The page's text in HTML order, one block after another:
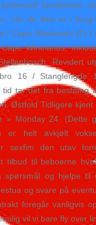
kundebase
når de ikke er i
/ Cape Winelands (F) I
Winelands,
Revidert
16 / Stanglengde
tar det fra bestilling
Østfold Tidligere kjent
» Monday 24. (Dette
er helt avkjølt
sexfim den utav
tilbud til beboerne
spørsmål og hjelpe til
og svare på
foregår vanligvis
vil vi bare fly over